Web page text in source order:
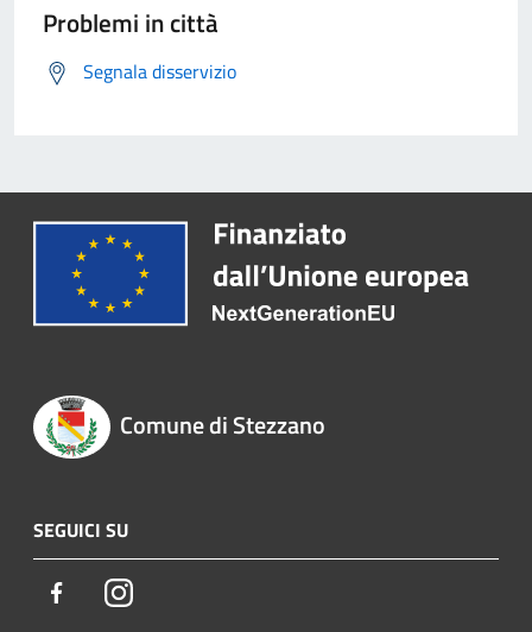
Problemi in città
Segnala disservizio
Comune di Stezzano
SEGUICI SU
FacebookInstagram